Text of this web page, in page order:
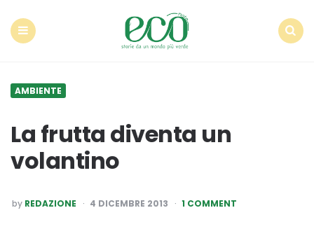
AMBIENTE
La frutta diventa un
volantino
POSTED
BY
by REDAZIONE 4 DICEMBRE 2013 1 COMMENT